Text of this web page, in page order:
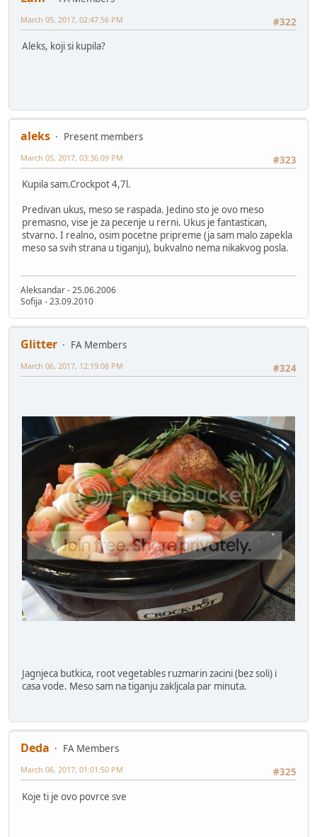
#322
March 05, 2017, 02:47:56 PM
Aleks, koji si kupila?
aleks
Present members
#323
March 05, 2017, 03:36:09 PM
Kupila sam.Crockpot 4,7l.
Predivan ukus, meso se raspada. Jedino sto je ovo meso
premasno, vise je za pecenje u rerni. Ukus je fantastican,
stvarno. I realno, osim pocetne pripreme (ja sam malo zapekla
meso sa svih strana u tiganju), bukvalno nema nikakvog posla.
Aleksandar - 25.06.2006
Sofija - 23.09.2010
Glitter
FA Members
#324
March 06, 2017, 12:19:08 PM
Jagnjeca butkica, root vegetables ruzmarin zacini (bez soli) i
casa vode. Meso sam na tiganju zakljcala par minuta.
Deda
FA Members
#325
March 06, 2017, 01:01:50 PM
Koje ti je ovo povrce sve